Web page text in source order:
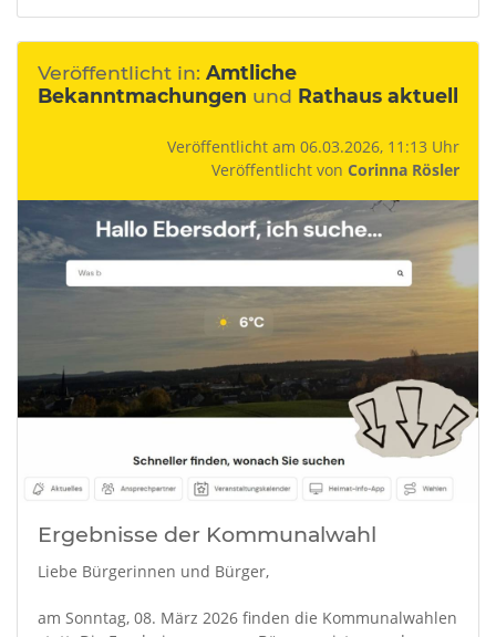
Veröffentlicht in: Amtliche
Bekanntmachungen und Rathaus aktuell
Veröffentlicht am 06.03.2026, 11:13 Uhr
Veröffentlicht von Corinna Rösler
Ergebnisse der Kommunalwahl
Liebe Bürgerinnen und Bürger,
am Sonntag, 08. März 2026 finden die Kommunalwahlen